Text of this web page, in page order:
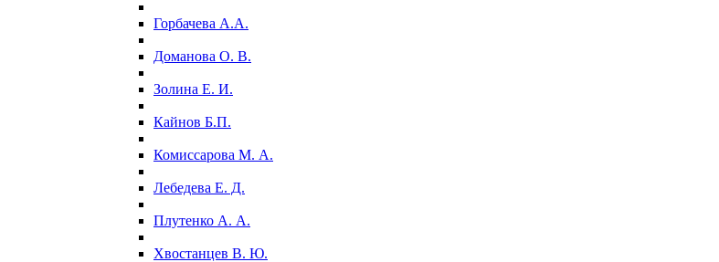
Горбачева А.А.
Доманова О. В.
Золина Е. И.
Кайнов Б.П.
Комиссарова М. А.
Лебедева Е. Д.
Плутенко А. А.
Хвостанцев В. Ю.